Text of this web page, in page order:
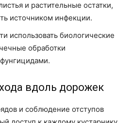
и растительные остатки,
источником инфекции.
использовать биологические
обработки
вдоль дорожек
и соблюдение отступов